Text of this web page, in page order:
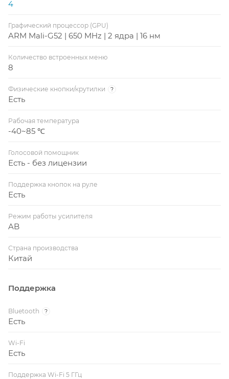
4
Графический процессор (GPU)
ARM Mali-G52 | 650 MHz | 2 ядра | 16 нм
Количество встроенных меню
8
Физические кнопки/крутилки ?
Есть
Рабочая температура
-40~85 ℃
Голосовой помощник
Есть - без лицензии
Поддержка кнопок на руле
Есть
Режим работы усилителя
AB
Страна производства
Китай
Поддержка
Bluetooth ?
Есть
Wi-Fi
Есть
Поддержка Wi-Fi 5 ГГц